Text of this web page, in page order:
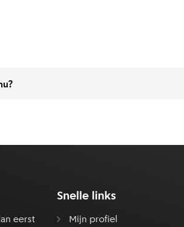
eerst
Snelle links
Mijn profiel